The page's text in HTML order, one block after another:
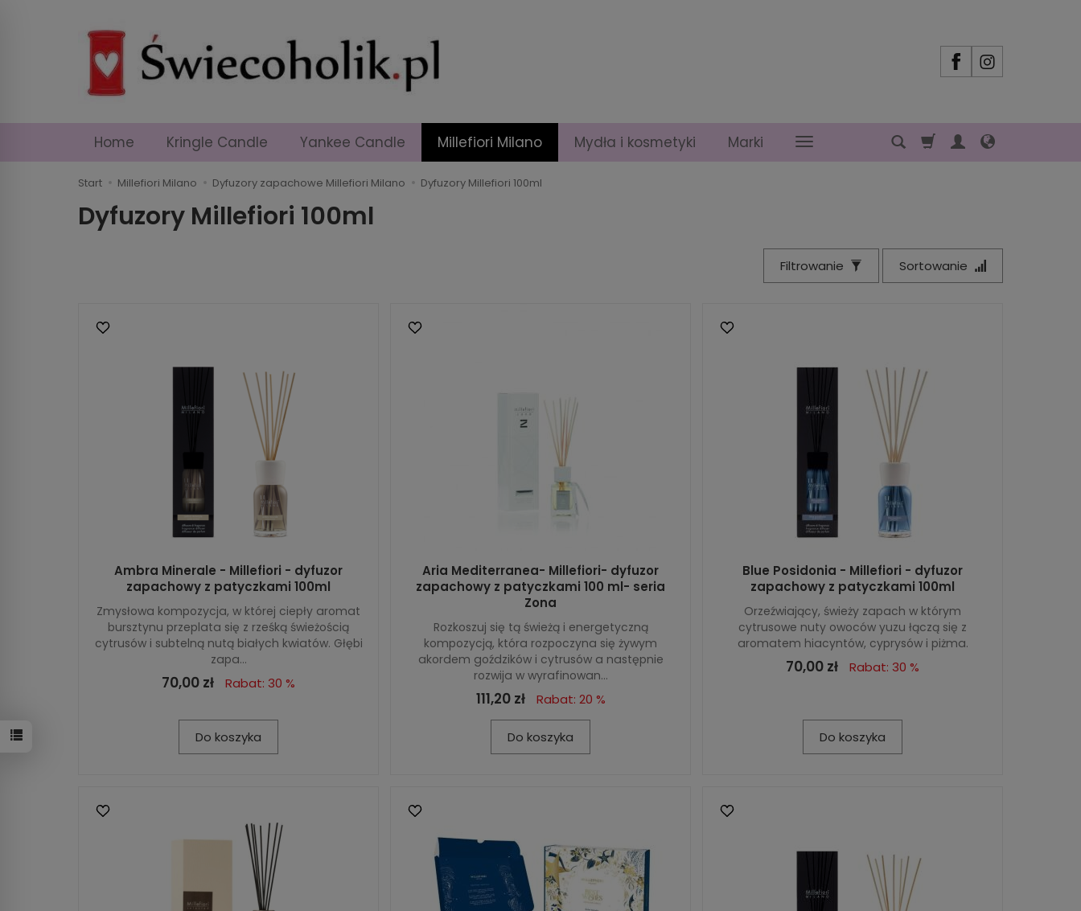
Home Kringle Candle Yankee Candle Millefiori Milano Mydła i kosmetyki Marki
Start Millefiori Milano Dyfuzory zapachowe Millefiori Milano Dyfuzory Millefiori 100ml
Dyfuzory Millefiori 100ml
Filtrowanie Sortowanie
Ambra Minerale - Millefiori - dyfuzor
zapachowy z patyczkami 100ml
Zmysłowa kompozycja, w której ciepły aromat
bursztynu przeplata się z rześką świeżością
cytrusów i subtelną nutą białych kwiatów. Głębi
zapa...
70,00 zł Rabat: 30 %
Do koszyka
Aria Mediterranea- Millefiori- dyfuzor
zapachowy z patyczkami 100 ml- seria
Zona
Rozkoszuj się tą świeżą i energetyczną
kompozycją, która rozpoczyna się żywym
akordem goździków i cytrusów a następnie
rozwija w wyrafinowan...
111,20 zł Rabat: 20 %
Do koszyka
Blue Posidonia - Millefiori - dyfuzor
zapachowy z patyczkami 100ml
Orzeźwiający, świeży zapach w którym
cytrusowe nuty owoców yuzu łączą się z
aromatem hiacyntów, cyprysów i piżma.
70,00 zł Rabat: 30 %
Do koszyka